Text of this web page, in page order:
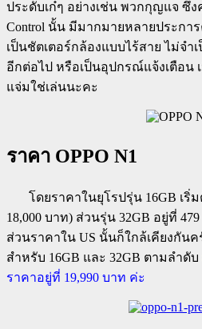
ประดับเก๋ๆ อย่างเช่น พวกกุญแจ ซึ่
Control นั้น มีมากมายหลายประกา
เป็นชัตเตอร์กล้องแบบไร้สาย ไม่จำ
อีกต่อไป หรือเป็นอุปกรณ์แจ้งเตือน
แจ่มใช่เล่นนะคะ
ราคา OPPO N1
โดยราคาในยุโรปรุ่น 16GB เริ่ม
18,000 บาท) ส่วนรุ่น 32GB อยู่ที่
ส่วนราคาใน US นั้นก็ใกล้เคียงกันค
สำหรับ 16GB และ 32GB ตามลำดับ
ราคาอยู่ที่ 19,990 บาท ค่ะ